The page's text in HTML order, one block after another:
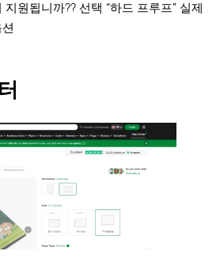
원됩니까?? 선택 “하드 프루프” 실제